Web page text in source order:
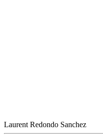
Laurent Redondo Sanchez